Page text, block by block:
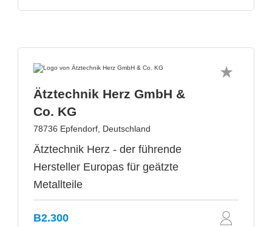
Ätztechnik Herz GmbH &
Co. KG
78736 Epfendorf, Deutschland
Ätztechnik Herz - der führende
Hersteller Europas für geätzte
Metallteile
B2.300